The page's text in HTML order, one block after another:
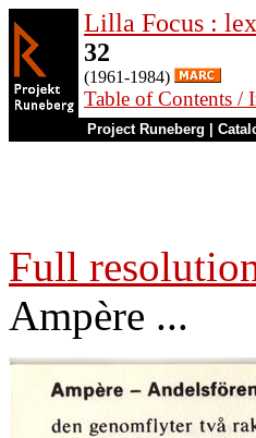
Lilla Focus :
32
(1961-1984)
Table of Contents /
Project Runeberg
Full
Ampère ...